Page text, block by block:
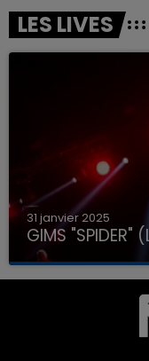
LES LIVES
31 janvier 2025
GIMS "SPIDER"